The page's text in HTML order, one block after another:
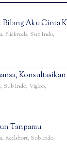
Bilang Aku Cinta
, Flickreels, Sub Indo,
, Sub Indo, Vigloo,
Tanpamu
, Reelshort, Sub Indo,